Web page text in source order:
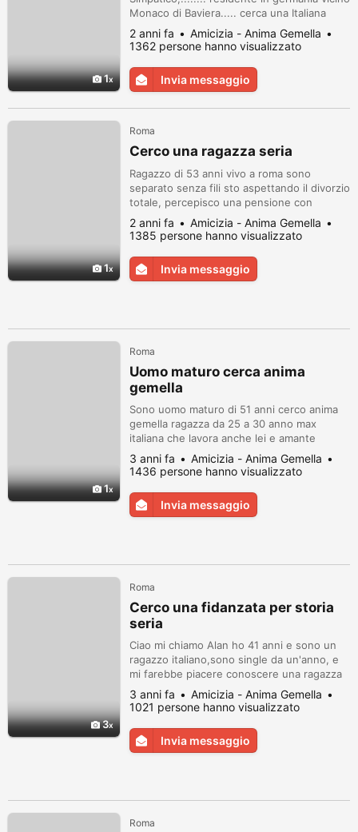
1
Monaco di Baviera..... cerca una Italiana
Seria x relazione seria finalizzata al
matrimonio disposta a trasferirsi.
(Chiaramente dopo essersi conosciuti un
pó) Non ha importanza di dove sei, basta
che sei Seria e ITALIANA!!!
2 anni fa
Amicizia - Anima Gemella
1362 persone hanno visualizzato
Invia messaggio
1
Roma
Cerco una ragazza seria
Ragazzo di 53 anni vivo a roma sono
separato senza fili sto aspettando il divorzio
totale, percepisco una pensione con
accompagno e lavoro, cerco una ragazza
seria no scopo di lucro mi interessa solo la
bellezza interiore, che vive a roma anche un
po' cicciottella l'importante che sia onesta
max serietà e amante della famiglia. Solo
2 anni fa
Amicizia - Anima Gemella
1385 persone hanno visualizzato
Invia messaggio
1
Roma
Uomo maturo cerca anima
gemella
Sono uomo maturo di 51 anni cerco anima
gemella ragazza da 25 a 30 anno max
italiana che lavora anche lei e amante
animali come cani poiché ne ho due un
labrador femmina e un pastore tedesco
femmina e e ama trattare anche gli anziani
con fcezza che mia zia l'unica rinasta, io
sono libero professionista commerciale ed
3 anni fa
Amicizia - Anima Gemella
1436 persone hanno visualizzato
Invia messaggio
3
Roma
Cerco una fidanzata per storia
seria
Ciao mi chiamo Alan ho 41 anni e sono un
ragazzo italiano,sono single da un'anno, e
mi farebbe piacere conoscere una ragazza
per una storia seria!grazie per chi mi
contatterà
3 anni fa
Amicizia - Anima Gemella
1021 persone hanno visualizzato
Invia messaggio
Roma